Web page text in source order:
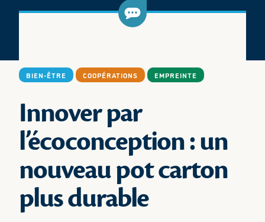
BIEN-ÊTRE COOPÉRATIONS EMPREINTE
Innover par
l’écoconception : un
nouveau pot carton
plus durable